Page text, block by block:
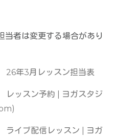
者は変更する場合があり
26年3月レッスン担当表
レッスン予約 | ヨガスタジ
ライブ配信レッスン | ヨガ